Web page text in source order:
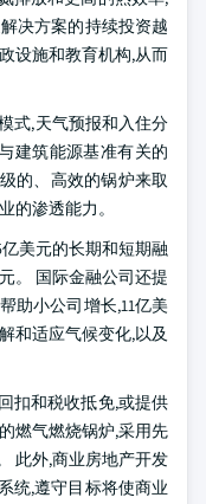
决方案的持续投资越
设施和教育机构,从而
式,天气预报和入住分
建筑能源基准有关的
的、高效的锅炉来取
的渗透能力。
美元的长期和短期融
。 国际金融公司还提
助小公司增长,11亿美
和适应气候变化,以及
扣和税收抵免,或提供
燃气燃烧锅炉,采用先
此外,商业房地产开发
统,遵守目标将使商业